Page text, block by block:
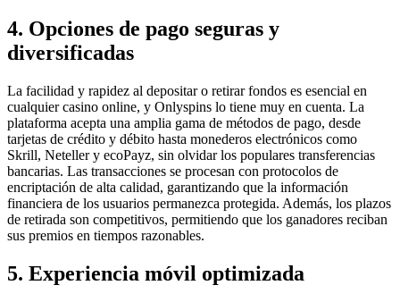
4. Opciones de pago seguras y
diversificadas
La facilidad y rapidez al depositar o retirar fondos es esencial en
cualquier casino online, y Onlyspins lo tiene muy en cuenta. La
plataforma acepta una amplia gama de métodos de pago, desde
tarjetas de crédito y débito hasta monederos electrónicos como
Skrill, Neteller y ecoPayz, sin olvidar los populares transferencias
bancarias. Las transacciones se procesan con protocolos de
encriptación de alta calidad, garantizando que la información
financiera de los usuarios permanezca protegida. Además, los plazos
de retirada son competitivos, permitiendo que los ganadores reciban
sus premios en tiempos razonables.
5. Experiencia móvil optimizada